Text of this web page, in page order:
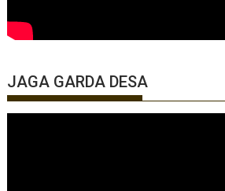
JAGA GARDA DESA